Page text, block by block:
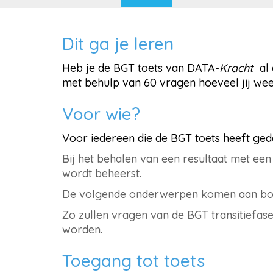
Dit ga je leren
Heb je de BGT toets van DATA-Kracht al
met behulp van 60 vragen hoeveel jij
Voor wie?
Voor iedereen die de BGT toets heeft
Bij het behalen van een resultaat met
wordt beheerst.
De volgende onderwerpen komen aan
Zo zullen vragen van de BGT
worden.
Toegang tot toets